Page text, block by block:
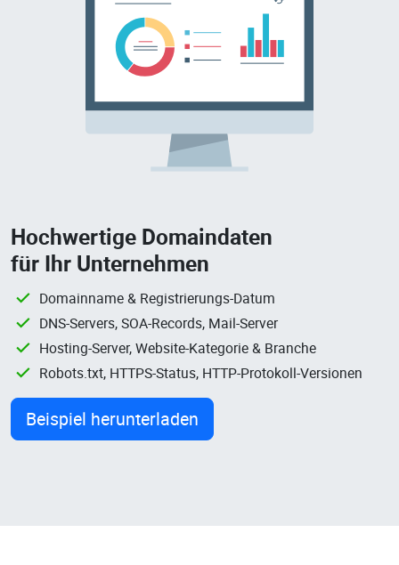
Hochwertige Domaindaten
für Ihr Unternehmen
Domainname & Registrierungs-Datum
DNS-Servers, SOA-Records, Mail-Server
Hosting-Server, Website-Kategorie & Branche
Robots.txt, HTTPS-Status, HTTP-Protokoll-Versionen
Beispiel herunterladen